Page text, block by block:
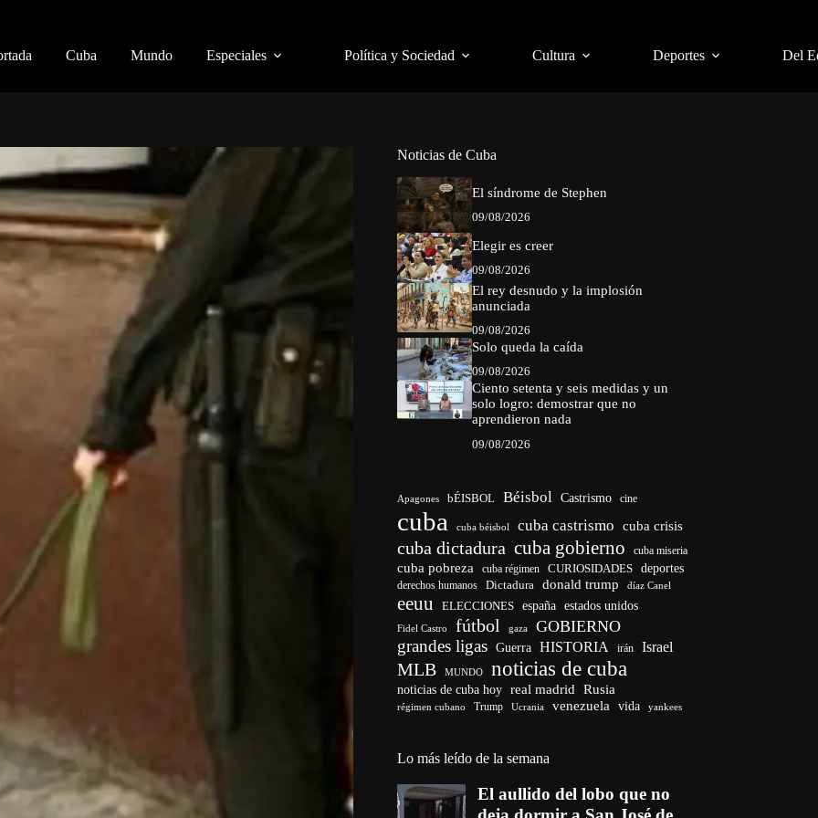
Cuba Mundo Especiales Política y Sociedad Cultura Deportes Del
Noticias de Cuba
El síndrome de Stephen
09/08/2026
Elegir es creer
09/08/2026
El rey desnudo y la implosión
anunciada
09/08/2026
Solo queda la caída
09/08/2026
Ciento setenta y seis medidas y un
solo logro: demostrar que no
aprendieron nada
09/08/2026
Apagones bÉISBOL Béisbol Castrismo cine
cuba cuba béisbol cuba castrismo cuba crisis
cuba dictadura cuba gobierno cuba miseria
cuba pobreza cuba régimen CURIOSIDADES deportes
derechos humanos Dictadura donald trump díaz Canel
eeuu ELECCIONES españa estados unidos
Fidel Castro fútbol gaza GOBIERNO
grandes ligas Guerra HISTORIA irán Israel
MLB MUNDO noticias de cuba
noticias de cuba hoy real madrid Rusia
régimen cubano Trump Ucrania venezuela vida yankees
Lo más leído de la semana